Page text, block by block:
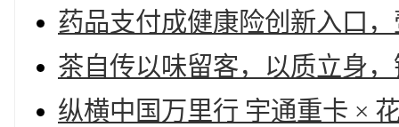
药品支付成健康险创新入口
茶自传以味留客，以质立身
纵横中国万里行 宇通重卡 ×